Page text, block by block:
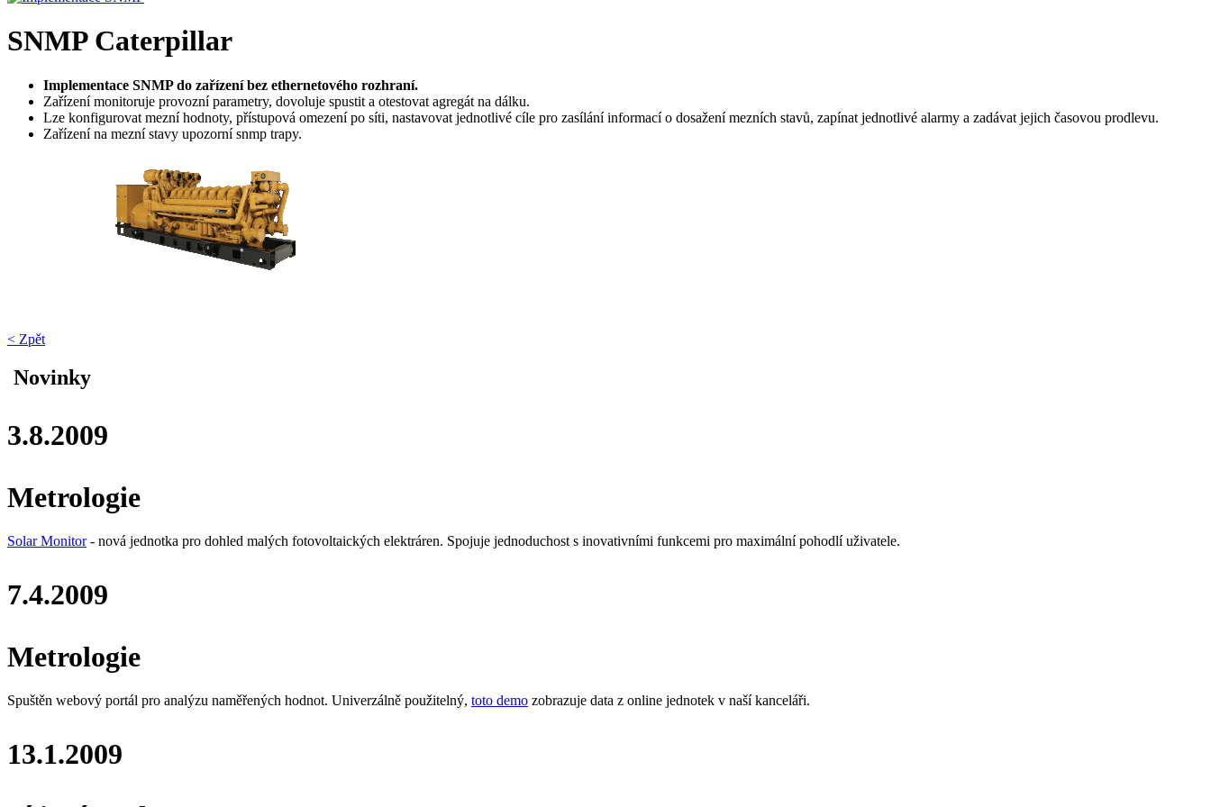
SNMP Caterpillar
Implementace SNMP do zařízení bez ethernetového rozhraní.
Zařízení monitoruje provozní parametry, dovoluje spustit a otestovat agregát na dálku.
Lze konfigurovat mezní hodnoty, přístupová omezení po síti, nastavovat jednotlivé cíle pro zasílání informací o dosažení mezních stavů, zapínat jednotlivé alarmy a zadávat jejich časovou prodlevu.
Zařízení na mezní stavy upozorní snmp trapy.
< Zpět
Novinky
3.8.2009
Metrologie
Solar Monitor- nová jednotka pro dohled malých fotovoltaických elektráren. Spojuje jednoduchost s inovativními funkcemi pro maximální pohodlí uživatele.
7.4.2009
Metrologie
Spuštěn webový portál pro analýzu naměřených hodnot. Univerzálně použitelný, toto demo zobrazuje data z online jednotek v naší kanceláři.
13.1.2009